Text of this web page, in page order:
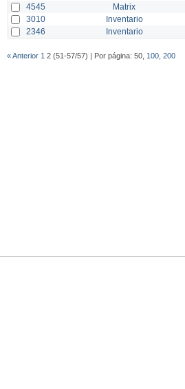
4545
Matrix
3010
Inventario
2346
Inventario
« Anterior 1 2 (51-57/57) | Por página: 50, 100 200